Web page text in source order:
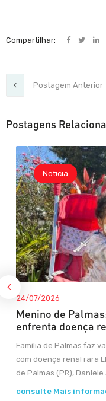
Compartilhar:
Postagem Anterior
Postagens
Noticia
24/07/2026
Menino de
enfrenta doença
Família de Palmas faz
com doença renal rara
de Palmas (PR), Daniele
consulte Mais